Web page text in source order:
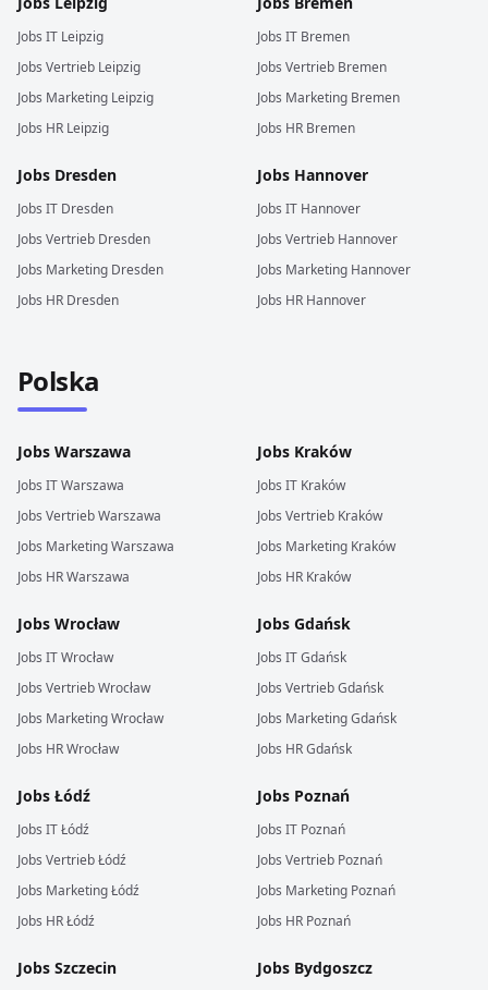
Jobs IT Leipzig
Jobs Vertrieb Leipzig
Jobs Marketing Leipzig
Jobs HR Leipzig
Jobs IT Bremen
Jobs Vertrieb Bremen
Jobs Marketing Bremen
Jobs HR Bremen
Jobs Dresden
Jobs IT Dresden
Jobs Vertrieb Dresden
Jobs Marketing Dresden
Jobs HR Dresden
Jobs Hannover
Jobs IT Hannover
Jobs Vertrieb Hannover
Jobs Marketing Hannover
Jobs HR Hannover
Polska
Jobs Warszawa
Jobs ITWarszawa
Jobs VertriebWarszawa
Jobs MarketingWarszawa
Jobs HRWarszawa
Jobs Kraków
Jobs IT Kraków
Jobs Vertrieb Kraków
Jobs Marketing Kraków
Jobs HR Kraków
Jobs Wrocław
Jobs ITWrocław
Jobs VertriebWrocław
Jobs MarketingWrocław
Jobs HRWrocław
Jobs Gdańsk
Jobs ITGdańsk
Jobs VertriebGdańsk
Jobs MarketingGdańsk
Jobs HRGdańsk
Jobs Łódź
Jobs ITŁódź
Jobs VertriebŁódź
Jobs MarketingŁódź
Jobs HRŁódź
Jobs Poznań
Jobs IT Poznań
Jobs Vertrieb Poznań
Jobs Marketing Poznań
Jobs HR Poznań
Jobs Szczecin Jobs Bydgoszcz